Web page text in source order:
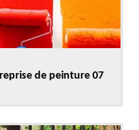
de peinture 07